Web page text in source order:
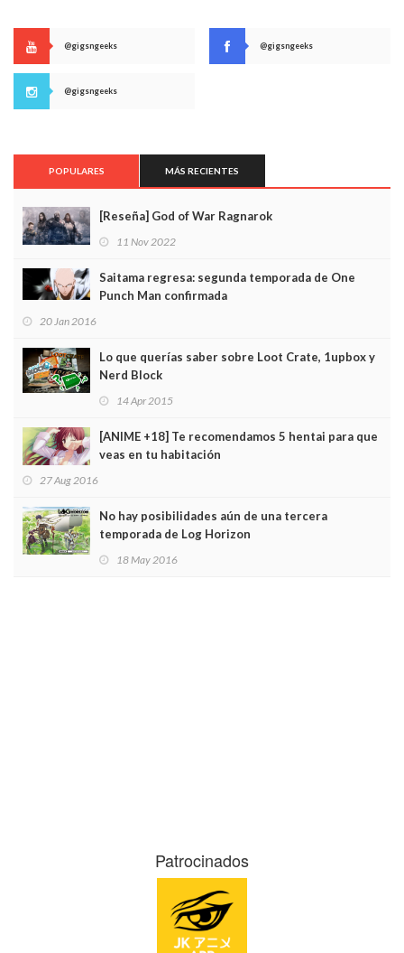
@gigsngeeks @gigsngeeks
@gigsngeeks
POPULARES MÁS RECIENTES
[Reseña] God of War Ragnarok
11 Nov 2022
Saitama regresa: segunda temporada de One
Punch Man confirmada
20 Jan 2016
Lo que querías saber sobre Loot Crate, 1upbox y
Nerd Block
14 Apr 2015
[ANIME +18] Te recomendamos 5 hentai para que
veas en tu habitación
27 Aug 2016
No hay posibilidades aún de una tercera
temporada de Log Horizon
18 May 2016
Patrocinados